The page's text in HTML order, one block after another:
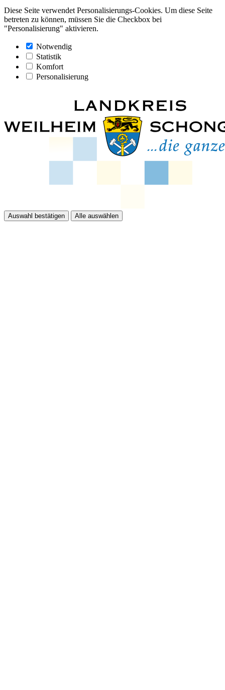
Diese Seite verwendet Personalisierungs-Cookies. Um diese Seite
betreten zu können, müssen Sie die Checkbox bei
"Personalisierung" aktivieren.
Notwendig
Statistik
Komfort
Personalisierung
Auswahl bestätigen Alle auswählen